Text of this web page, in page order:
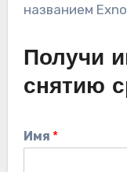
названием
Получи
снятию
Имя *